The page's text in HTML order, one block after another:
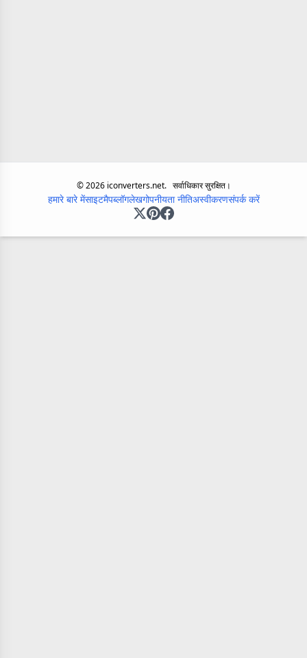
©2026iconverters.net. सर्वाधिकार सुरक्षित।
हमारे बारे मेंसाइटमैपब्लॉगलेखगोपनीयता नीतिअस्वीकरणसंपर्क करें